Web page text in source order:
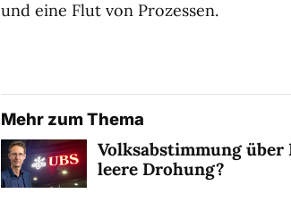
und eine Flut von Prozessen.
Mehr zum Thema
Volksabstimmung über
leere Drohung?